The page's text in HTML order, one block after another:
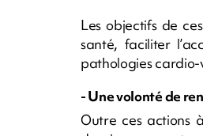
Les objectifs de
santé, faciliter
pathologies cardio-
- Une volonté de
Outre ces actions